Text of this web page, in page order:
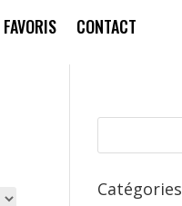
CONTACT
Catégories